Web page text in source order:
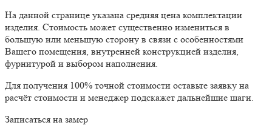
На данной странице указана средняя цена комплектации
изделия. Стоимость может существенно измениться в
большую или меньшую сторону в связи с особенностями
Вашего помещения, внутренней конструкцией изделия,
фурнитурой и выбором наполнения.
Для получения 100% точной стоимости оставьте заявку на
расчёт стоимости и менеджер подскажет дальнейшие шаги.
Записаться на замер